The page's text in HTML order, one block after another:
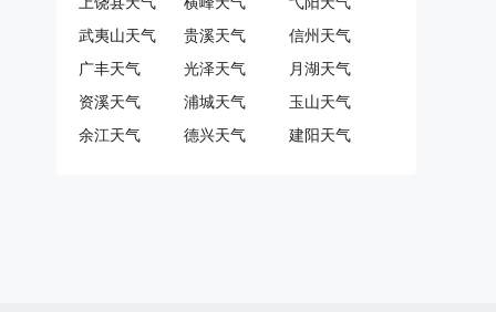
武夷山天气
贵溪天气
信州天气
广丰天气
光泽天气
月湖天气
资溪天气
浦城天气
玉山天气
余江天气
德兴天气 建阳天气